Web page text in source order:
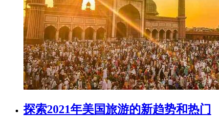
探索2021年美国旅游的新趋势和热门